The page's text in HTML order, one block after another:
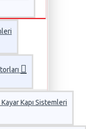
Kapı Sistemleri